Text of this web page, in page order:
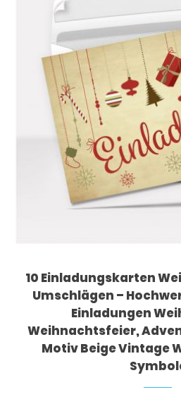
10 Einladungskarten
Umschlägen –
Einladungen
Weihnachtsfeier,
Motiv Beige Vintage